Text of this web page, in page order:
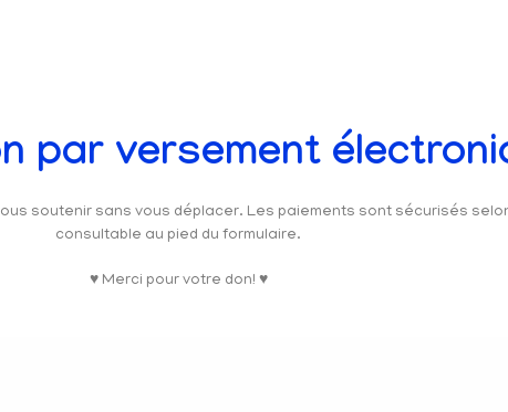
par versement
soutenir sans vous déplacer. Les paiements sont sécurisés
consultable au pied du formulaire.
♥ Merci pour votre don! ♥